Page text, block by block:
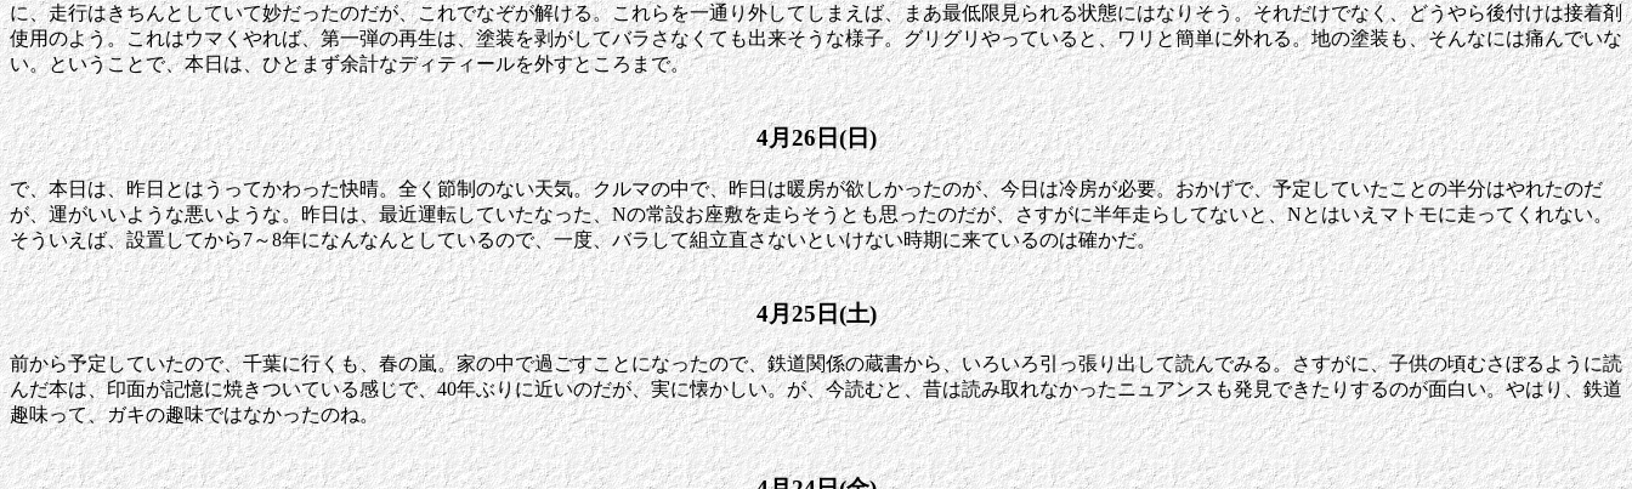
に、走行はきちんとしていて妙だったのだが、これでなぞが解ける。これらを一通り外してしまえば、まあ最低限見られる状態にはなりそう。それだけでなく、どうやら後付けは接着剤
使用のよう。これはウマくやれば、第一弾の再生は、塗装を剥がしてバラさなくても出来そうな様子。グリグリやっていると、ワリと簡単に外れる。地の塗装も、そんなには痛んでいな
い。ということで、本日は、ひとまず余計なディティールを外すところまで。
4月26日(日)
で、本日は、昨日とはうってかわった快晴。全く節制のない天気。クルマの中で、昨日は暖房が欲しかったのが、今日は冷房が必要。おかげで、予定していたことの半分はやれたのだ
が、運がいいような悪いような。昨日は、最近運転していたなった、Nの常設お座敷を走らそうとも思ったのだが、さすがに半年走らしてないと、Nとはいえマトモに走ってくれない。
そういえば、設置してから7～8年になんなんとしているので、一度、バラして組立直さないといけない時期に来ているのは確かだ。
4月25日(土)
前から予定していたので、千葉に行くも、春の嵐。家の中で過ごすことになったので、鉄道関係の蔵書から、いろいろ引っ張り出して読んでみる。さすがに、子供の頃むさぼるように読
んだ本は、印面が記憶に焼きついている感じで、40年ぶりに近いのだが、実に懐かしい。が、今読むと、昔は読み取れなかったニュアンスも発見できたりするのが面白い。やはり、鉄道
趣味って、ガキの趣味ではなかったのね。